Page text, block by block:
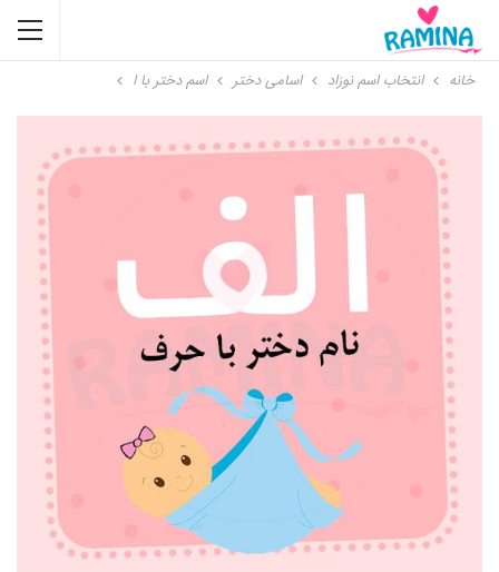
خانه انتخاب اسم نوزاد اسامی دختر اسم دختر با ا